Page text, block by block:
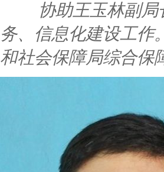
协助王玉林副
务、信息化建设工作
和社会保障局综合保